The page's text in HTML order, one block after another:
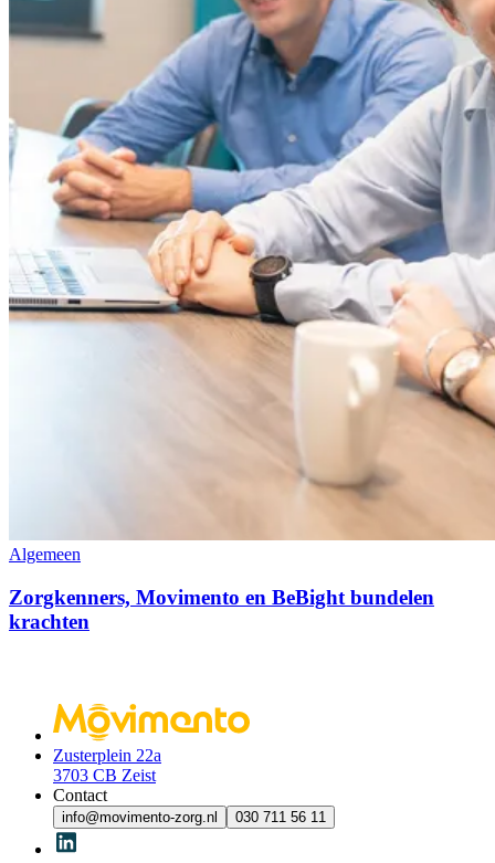
Algemeen
Zorgkenners, Movimento en BeBight bundelen
krachten
Zusterplein 22a
3703 CB Zeist
Contact
info@movimento-zorg.nl 030 711 56 11